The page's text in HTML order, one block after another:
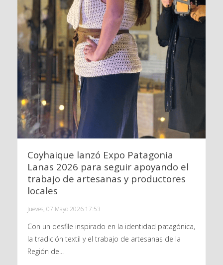
Coyhaique lanzó Expo Patagonia
Lanas 2026 para seguir apoyando el
trabajo de artesanas y productores
locales
Jueves, 07 Mayo 2026 17:53
Con un desfile inspirado en la identidad patagónica,
la tradición textil y el trabajo de artesanas de la
Región de...